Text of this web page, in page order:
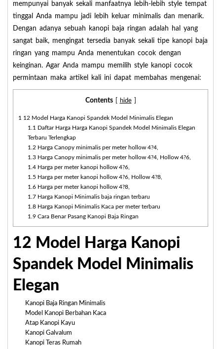
mempunyai banyak sekali manfaatnya lebih-lebih style tempat
tinggal Anda mampu jadi lebih keluar minimalis dan menarik.
Dengan adanya sebuah kanopi baja ringan adalah hal yang
sangat baik, mengingat tersedia banyak sekali tipe kanopi baja
ringan yang mampu Anda menentukan cocok dengan
keinginan. Agar Anda mampu memilih style kanopi cocok
permintaan maka artikel kali ini dapat membahas mengenai:
Contents hide
1 12 Model Harga Kanopi Spandek Model Minimalis Elegan
1.1 Daftar Harga Harga Kanopi Spandek Model Minimalis Elegan
Terbaru Terlengkap
1.2Harga Canopy minimalis per meter hollow 4?4,
1.3Harga Canopy minimalis per meter hollow 4?4, Hollow 4?6,
1.4Harga per meter kanopi hollow 4?6,
1.5 Harga per meter kanopi hollow 4?6, Hollow 4?8,
1.6Harga per meter kanopi hollow 4?8,
1.7Harga Kanopi Minimalis baja ringan terbaru
1.8Harga Kanopi Minimalis Kaca per meter terbaru
1.9Cara Benar Pasang Kanopi Baja Ringan
12 Model Harga Kanopi
Spandek Model Minimalis
Elegan
Kanopi Baja Ringan Minimalis
Model Kanopi Berbahan Kaca
Atap Kanopi Kayu
Kanopi Galvalum
Kanopi Teras Rumah